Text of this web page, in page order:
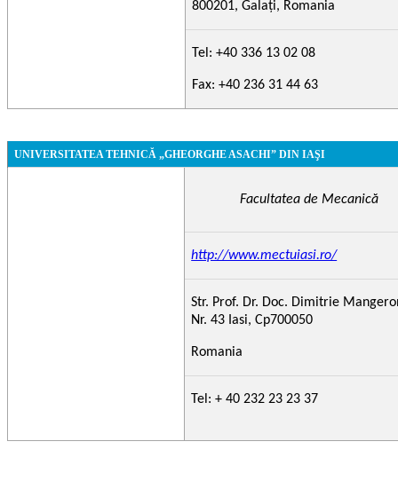
800201, Galaţi, Romania
Tel: +40 336 13 02 08
Fax: +40 236 31 44 63
UNIVERSITATEA TEHNICĂ „GHEORGHE ASACHI” DIN IAŞI
Facultatea de Mecanică
http://www.mectuiasi.ro/
Str. Prof. Dr. Doc. Dimitrie
Nr. 43 Iasi, Cp700050
Romania
Tel: + 40 232 23 23 37